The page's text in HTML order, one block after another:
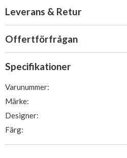
Leverans & Retur
Offertförfrågan
Specifikationer
Varunummer:
Märke:
Designer:
Färg: